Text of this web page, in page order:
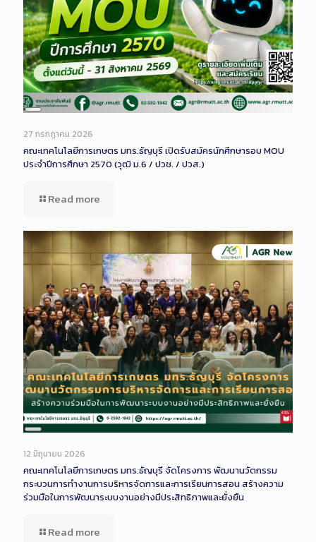
Long
Description
27 กรกฎาคม 2026
คณะเทคโนโลยีการเกษตร มทร.ธัญบุรี เปิดรับสมัครนักศึกษารอบ MOU
ประจำปีการศึกษา 2570 (วุฒิ ม.6 / ปวช. / ปวส.)
Read more
Long
Description
12 มิถุนายน 2026
คณะเทคโนโลยีการเกษตร มทร.ธัญบุรี จัดโครงการ พัฒนานวัตกรรม
กระบวนการทำงานการบริหารจัดการและการเรียนการสอน สร้างความ
ร่วมมือในการพัฒนาระบบงานอย่างมีประสิทธิภาพและยั่งยืน
Read more